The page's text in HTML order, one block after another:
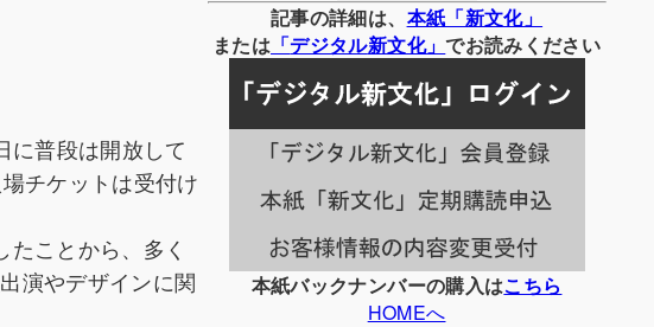
に普段は開放して
チケットは受付け
ことから、多く
演やデザインに関
別
の
事
一
覧
記事の詳細は、 本紙「新文化」
または 「デジタル新文化」でお読みください
本紙バックナンバーの購入はこちら
HOMEへ